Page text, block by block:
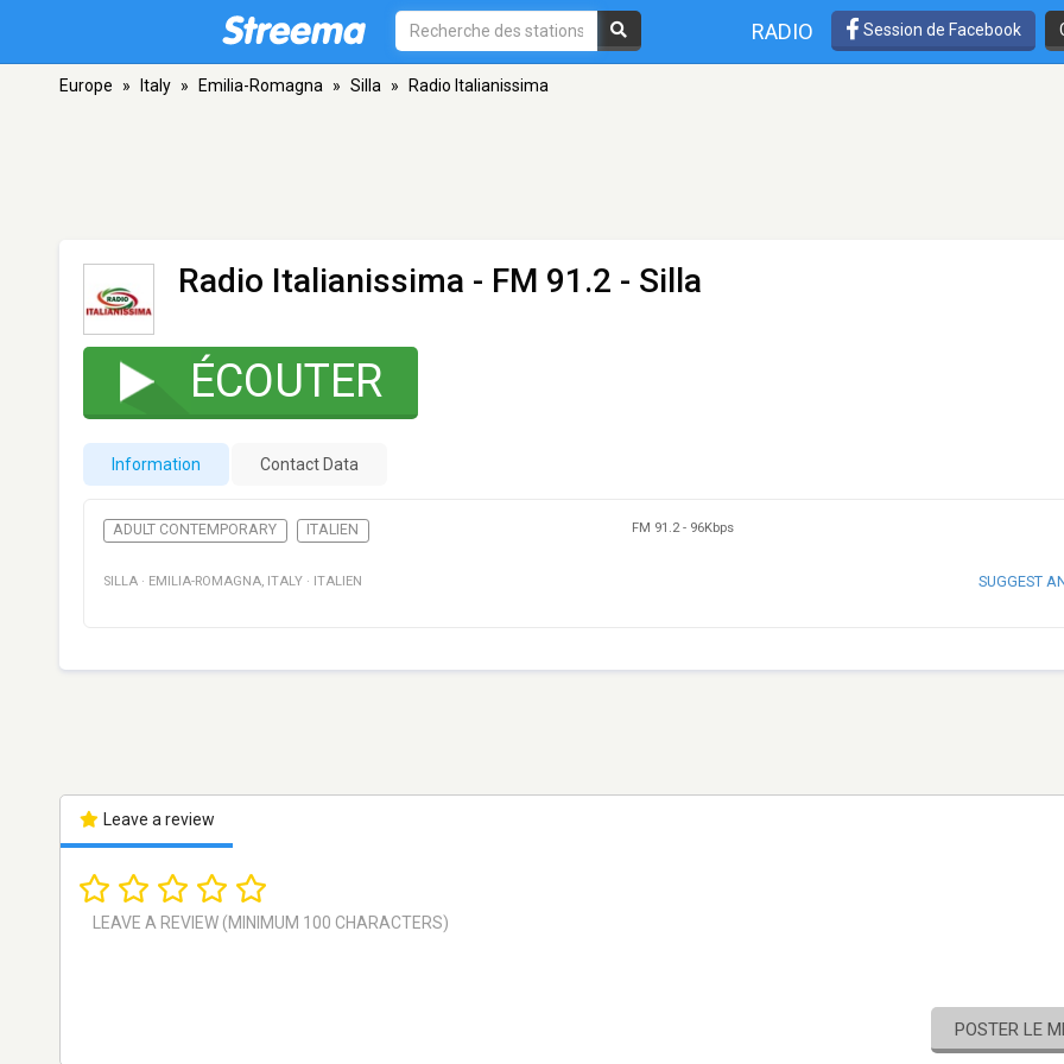
RADIO Session de Facebook
Europe » Italy » Emilia-Romagna » Silla » Radio Italianissima
Radio Italianissima - FM 91.2 - Silla
ÉCOUTER
Information Contact Data
ADULT CONTEMPORARY ITALIEN FM 91.2- 96Kbps
SILLA · EMILIA-ROMAGNA, ITALY · ITALIEN SUGGEST
Leave a review
POSTER LE